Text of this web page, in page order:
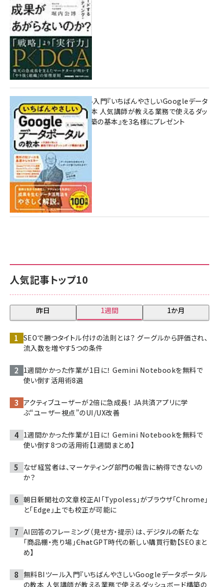
人気記事トップ10
昨日 1週間 1か月
SEOで勝つタイトル付けの法則とは？ グーグルから評価され、
流入数を増やす5つの条件
1週間かかった作業が1日に！ Gemini Notebookを無料で
使い倒す活用術8選
アクティブユーザーが2倍に急成長！ JA共済アプリに学
ぶ“ユーザー視点”のUI/UX改善
1週間かかった作業が1日に！ Gemini Notebookを無料で
使い倒す8つの活用術【1週間まとめ】
なぜ経営者は、マーケティング部門の報告に納得できないの
か？
朝日新聞社の文章校正AI「Typoless」がブラウザ「Chrome」
と「Edge」上でも校正が可能に
AI回答のフレーミング（見せ方・提示）は、デジタルの新たな
「商品棚・売り場」――ChatGPT時代の新しい購買行動【SEOまと
め】
無料BIツール入門『いちばんやさしいGoogleデータポータル
の教本 人気講師が教える業務で使えるダッシュボード構築の
無料BIツール入門『いちばんやさしいGoogleデータ
ポータルの教本 人気講師が教える業務で使えるダッ
シュボード構築の基本』を3名様にプレゼント
7月31日 10:00